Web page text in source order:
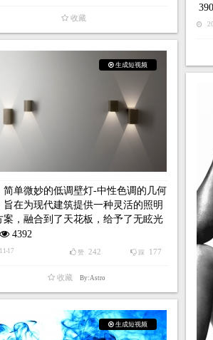
收藏
390
生成短视频
简单微妙的低调壁灯-中性色调的几何
旨在为现代建筑提供一种灵活的照明
案，融合到了天花板，给予了无眩光
4392
17 踩 177
赞 242
收藏 By:Astro
生成短视频